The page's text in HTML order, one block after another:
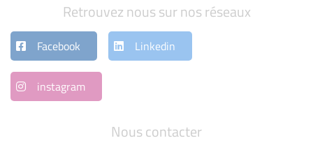
Nous contacter
Retrouvez nous sur nos réseaux
Facebook Linkedin
instagram